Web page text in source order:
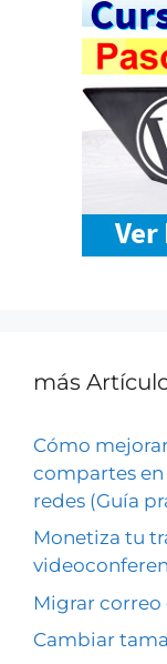
más
Cómo
compartes
redes (Guía
Monetiza tu
Migrar
Cambiar